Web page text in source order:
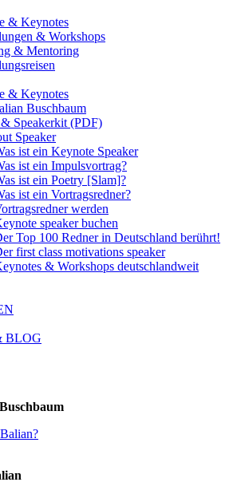
& Keynotes
& Workshops
& Mentoring
& Keynotes
Buschbaum
& Speakerkit (PDF)
Speaker
ist ein Keynote Speaker
ist ein Impulsvortrag?
ist ein Poetry [Slam]?
ist ein Vortragsredner?
werden
speaker buchen
Top 100 Redner in Deutschland berührt!
first class motivations speaker
& Workshops deutschlandweit
BLOG